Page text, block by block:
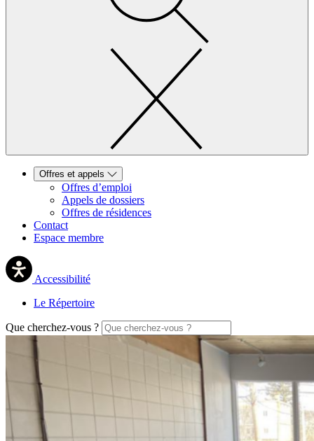
Offres et appels
Offres d’emploi
Appels de dossiers
Offres de résidences
Contact
Espace membre
Accessibilité
Le Répertoire
Que cherchez-vous ?